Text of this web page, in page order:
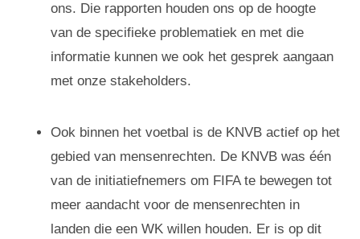
ons. Die rapporten houden ons op de hoogte
van de specifieke problematiek en met die
informatie kunnen we ook het gesprek aangaan
met onze stakeholders.
Ook binnen het voetbal is de KNVB actief op het
gebied van mensenrechten. De KNVB was één
van de initiatiefnemers om FIFA te bewegen tot
meer aandacht voor de mensenrechten in
landen die een WK willen houden. Er is op dit